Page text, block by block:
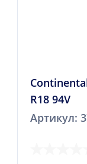
R18 94V
Артикул: